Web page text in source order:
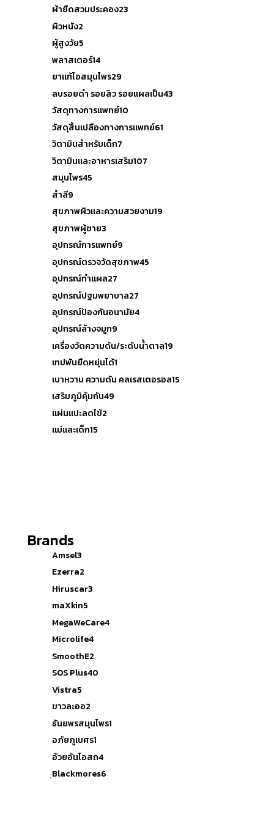
ผ้ายืดสวมประคอง23
ผิวหนัง2
ผู้สูงวัย5
พลาสเตอร์14
ยาแก้ไอสมุนไพร29
ลบรอยดำ รอยสิว รอยแผลเป็น43
วัสดุทางการแพทย์10
วัสดุสิ้นเปลืองทางการแพทย์61
วิตามินสำหรับเด็ก7
วิตามินและอาหารเสริม107
สมุนไพร45
สำลี9
สุขภาพผิวและความสวยงาม19
สุขภาพผู้ชาย3
อุปกรณ์การแพทย์9
อุปกรณ์ตรวจวัดสุขภาพ45
อุปกรณ์ทำแผล27
อุปกรณ์ปฐมพยาบาล27
อุปกรณ์ป้องกันอนามัย4
อุปกรณ์ล้างจมูก9
เครื่องวัดความดัน/ระดับน้ำตาล19
เทปพันยืดหยุ่นได้1
เบาหวาน ความดัน คลเรสเตอรอล15
เสริมภูมิคุ้มกัน49
แผ่นแปะลดไข้2
แม่และเด็ก15
Brands
Amsel3
Ezerra2
Hiruscar3
maXkin5
MegaWeCare4
Microlife4
SmoothE2
SOS Plus40
Vistra5
ขาวละออ2
ธันยพรสมุนไพร1
อภัยภูเบศร1
อ้วยอันโอสถ4
ฺBlackmores6